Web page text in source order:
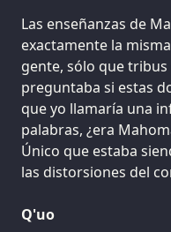
Las enseñanzas de
exactamente la
gente, sólo que
preguntaba si estas
que yo llamaría una
palabras, ¿era
Único que estaba
las distorsiones del
Q'uo